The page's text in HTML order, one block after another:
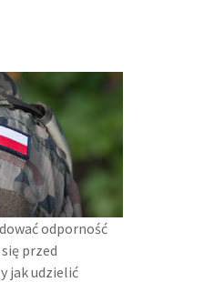
odporność
przed
jak udzielić